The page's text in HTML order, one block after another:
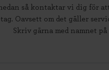
så kontaktar vi dig för
Oavsett om det gäller
Skriv gärna med namnet